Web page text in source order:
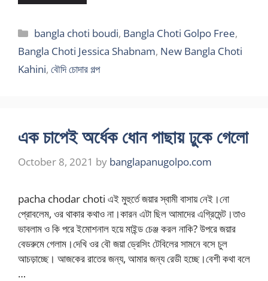
Categories
bangla choti boudi, Bangla Choti Golpo Free,
Bangla Choti Jessica Shabnam, New Bangla Choti
Kahini, বৌদি চোদার গল্প
এক চাপেই অর্ধেক ধোন পাছায় ঢুকে গেলো
October 8, 2021 by banglapanugolpo.com
pacha chodar choti এই মুহুর্তে জয়ার স্বামী বাসায় নেই।নো
প্রোবলেম, ওর থাকার কথাও না।কারন এটা ছিল আমাদের এগ্রিমেন্ট।তাও
ভাবলাম ও কি পরে ইমোশনাল হয়ে মাইন্ড চেঞ্জ করল নাকি? উপরে জয়ার
বেডরুমে গেলাম।দেখি ওর বৌ জয়া ড্রেসিং টেবিলের সামনে বসে চুল
আচড়াচ্ছে। আজকের রাতের জন্য, আমার জন্য রেডী হচ্ছে।বেশী কথা বলে
…